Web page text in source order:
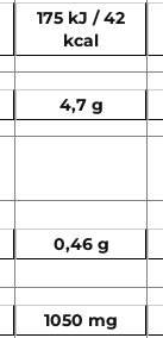
175 kJ / 42
kcal
4,7 g
0,46 g
1050 mg